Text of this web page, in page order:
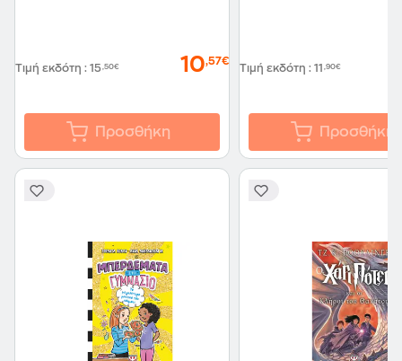
Τιμή εκδότη : 15,50€ 10,57€
Προσθήκη
Τιμή εκδότη : 11,90€
Προσθήκη